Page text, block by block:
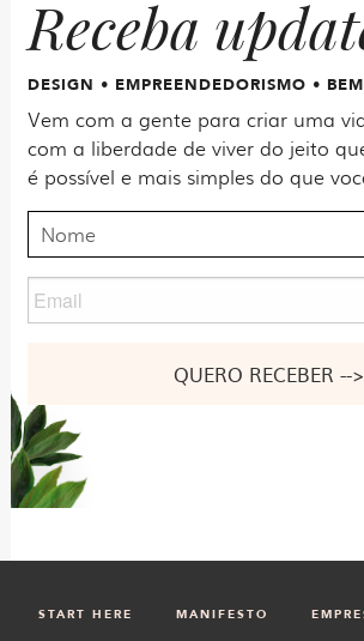
Receba
DESIGN • EMPREENDEDORISMO •
Vem com a gente para criar uma
com a liberdade de viver do jeito
é possível e mais simples do que
Nome
Nome
Email
START HERE MANIFESTO